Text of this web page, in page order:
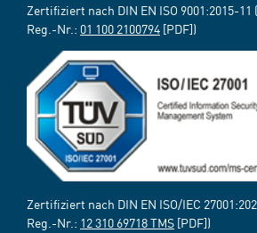
Zertifiziert nach DIN EN ISO 9001:2015-11
Reg.-Nr.: 01 100 2100794 [PDF])
Zertifiziert nach DIN EN ISO/IEC
Reg.-Nr.: 12 310 69718 TMS [PDF])